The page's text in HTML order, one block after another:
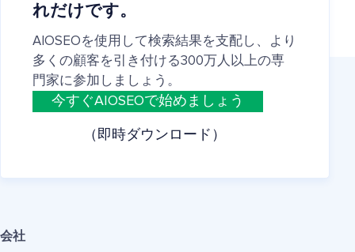
れだけです。
AIOSEOを使用して検索結果を支配し、より
多くの顧客を引き付ける300万人以上の専
門家に参加しましょう。
今すぐAIOSEOで始めましょう
（即時ダウンロード）
会社